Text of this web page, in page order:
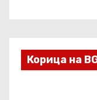
Корица на